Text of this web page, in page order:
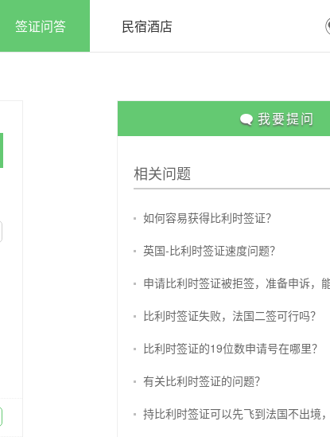
签证问答 民宿酒店
 我要提问
相关问题
如何容易获得比利时签证？
英国-比利时签证速度问题？
申请比利时签证被拒签，准备申诉，
比利时签证失败，法国二签可行吗？
比利时签证的19位数申请号在哪里？
有关比利时签证的问题？
持比利时签证可以先飞到法国不出境